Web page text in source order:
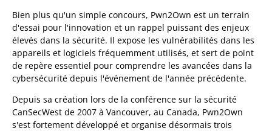
Bien plus qu'un simple concours, Pwn2Own est un terrain
d'essai pour l'innovation et un rappel puissant des enjeux
élevés dans la sécurité. Il expose les vulnérabilités dans les
appareils et logiciels fréquemment utilisés, et sert de point
de repère essentiel pour comprendre les avancées dans la
cybersécurité depuis l'événement de l'année précédente.
Depuis sa création lors de la conférence sur la sécurité
CanSecWest de 2007 à Vancouver, au Canada, Pwn2Own
s'est fortement développé et organise désormais trois